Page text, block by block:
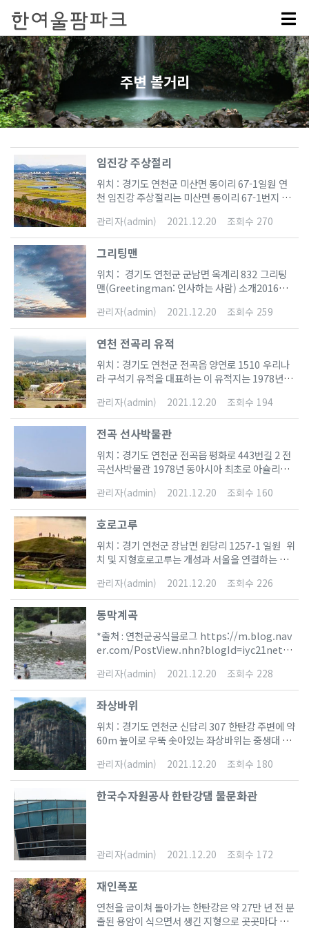
주변 볼거리
임진강 주상절리
위치 : 경기도 연천군 미산면 동이리 67-1일원 연
천 임진강 주상절리는 미산면 동이리 67-1번지 일
머리(도감포)에서부터 북쪽으로 임진강을 거슬러
수킬로미터에 걸쳐 아름다운 수직의 주상절리가 발
달해 있다. 홍적세 중기 무렵 철원 북쪽에서 분출한
용암은 철원-연천 일대에 넓은 용암대지를 형성하
였는데 화산활동이 끝난 후 용암대지가 강의 침식
을 받게 되자 강을 따라 기하학적인 형태의 현무암
주상절리가 만들어지게 된 것이다.절리는 암석의
표면에 발달하는 좁은 틈(혹은 금)을 말하는데 침식
을 받게 되면 이 틈이 벌어지면서 암석이 쪼개지게
된다. 주상절리는 긴 통모양의 절리를 일컫는 말로
대개 현무암에서 가장 잘 발달하는 것으로 알려져
있다. 현무암은 용암 이 굳을 때 발생하는 수축작용
로 수직의 절리가 발달하게 되는데, 침식을 받게 되
면 육각형 모양의 돌기둥이 떨어져 나가면서 아름
다운 주상절리 절
관리자(admin) 2021.12.20 조회수 270
그리팅맨
위치 : 경기도 연천군 군남면 옥계리 832 그리팅
맨(Greetingman: 인사하는 사람) 소개2016년
km 떨어진 옥녀봉에 설치된 조형물로, 높이 10m
의 이 조형물은 북녘을 바라보고 머리를 숙여 인사
하는 거인의 모습을 하고 있다.‘그리팅맨’은 북녘
땅을 향해 15도의 각도로 고개 숙여 인사를 건넨다.
각도 15도는 ‘상대방을 존중하면서도 자신을 잃지
않는 상태’를 의미한다. 서로 인사하는 행위를 통해
지구촌의 소통과 화합을 추구하고 있다.
관리자(admin) 2021.12.20 조회수 259
연천 전곡리 유적
위치 : 경기도 연천군 전곡읍 양연로 1510 우리나
라 구석기 유적을 대표하는 이 유적지는 1978년 겨
표에서 석기가 발견되면서 주목받게 되었다.이 병
사는 채집석기를 서울대학교 고 김원룡 교수에게
가져갔고 김원룡 교수와 영남대학교 정영화 교수에
의해 아슐리안계 구석기 유물로 밝혀지면서 세계적
으로 주목받는 구석기 유적지로 알려지게 되었다.
연천 전곡리 유적은 전곡 시가지 남쪽, 한탄강이 감
싸고 도는 현무암 대지위에 자리잡고 있으며 선캠
브리아기에 형성된 변성암류인 편마암과 화강암이
기반암을 이루며 이 암반층을 강원도 평강지역에서
분출하여 임진강과 한탄강의 강바닥에 형성된 현무
암이 넓게 덮고 있다. 현무암위에 적색점토퇴적층
과 사질층의 퇴적물이 형성되어 있는데 이 퇴적물
적으로 발견되고 있다.1978년 주먹도끼와 가로날
도끼등 아슐리안형 석기의 발견이후 현재까지 11
차에 걸친 발굴을 통하여 유적지
관리자(admin) 2021.12.20 조회수 194
전곡 선사박물관
위치 : 경기도 연천군 전곡읍 평화로 443번길 2 전
곡선사박물관 1978년 동아시아 최초로 아슐리안
롭게 이해하려는 시도를 불러일으켰던 연천 전곡리
유적에 건립된 세계적인 규모의 선사박물관이다.
원시 생명체의 신비로운 곡선을 모티브로 건립된
전곡 선사박물관은 실물 비례의 다양한 구석기시대
조형물과 다채로운 체험프로그램을 통해 관람객들
이 쉽고 즐겁게 선사문화를 이해할 수 있도록 도와
주는 체험형 박물관이다.상설전시실 주요코너에서
시간여행을 시작한다. 바닥에 표시된 시간의 선(점
선)을 따라 전시실에 들어서면 전곡의 주먹도끼, 인
류진화의 위대한 행진, 사바나의 최초인류, 최초의
아시아 이주인, 추가령지구대 고인류의 터전, 전곡
의 지증, 선사시대의 문화와 믿음(동굴벽화), 극지
등을 경험할 수 있다. 그중 몰핑스테이션은 RFID
카드를 이용해 각 진화 단계별 인류들과 자신의 모
습을 합성시켜 자신이 선
관리자(admin) 2021.12.20 조회수 160
호로고루
위치 : 경기 연천군 장남면 원당리 1257-1 일원 위
치 및 지형호로고루는 개성과 서울을 연결하는 중
으로 유입되는 지류가 흐르면서 형성된 약 28m 높
이의 현무암 수직단애를 이루는 긴 삼각형 대지 위
에 조성된 강안평지성(江岸平地城)이다. 이곳은
조수간만의 영향을 받는 감조(感潮)구간의 상류에
위치하여 임진강 하류에서부터 배를 타지 않고 도
하(渡河)할 수 있는 최초의 여울목에 위치한다. 평
양지역에서 출발한 고구려군이 백제 수도인 한성
(漢城)으로 진격하기 위한 최단코스는 평양에서 개
성을 거쳐 문산 방면으로 직접 가는 것이 아니라, 동
쪽으로 15㎞ 정도 우회하여 장단을 지나 호로고루
앞의 여울목을 건너 의정부방면으로 진격하는 것이
었다. 따라서 호로고루가 있는 고랑포일대의 임진
등장할 정도로 전략적으로도 중요한 지역이었다.
호로고루의 어원에 대해서는 이 부근의 지형이 표
주박, 조롱박과 같이 생겼다하
관리자(admin) 2021.12.20 조회수 226
동막계곡
*출처 : 연천군공식블로그 https://m.blog.nav
er.com/PostView.nhn?blogId=iyc21net&l
archKeyword=%EB%8F%99%EB%A7%8
9%EA%B3%84%EA%B3%A1 기암괴석과 울
창한 숲, 수심이 얕은 소(沼)가 있어 어린이를 동반
한 피서지로 적당하다. 많이 알려지지 않아 조용한
피서를 즐기기에 좋다. 계곡 중류에는 깊이 16
m, 높이 2.2m의 천연동굴(풍혈)이 있어 여름에는
얼음이 녹지 않을 만큼 찬 공기가 나오고, 겨울에는
따뜻한 김이 나온다. 동쪽으로 10㎞ 거리에 재인폭
포가 있다. 찾아가려면 3번 국도를 타고 의정부시·
동두천시·전곡을 거쳐 연천읍 재인폭포 입구를 1
관리자(admin) 2021.12.20 조회수 228
좌상바위
위치 : 경기도 연천군 신답리 307 한탄강 주변에 약
60m 높이로 우뚝 솟아있는 좌상바위는 중생대 백
이 압도적입니다.이 현무암을 좌상바위가 위치한
지명을 따서 장탄리 현무암이라 부르는데, 화산의
화구(crater)나 화도(vent) 주변에서 마그마가 분
나 있음을 알 수 있습니다.좌상바위의 지질학적인
특성을 살펴보면, 좌상바위 표면에 작은 구멍들이
하얗게 메꾸어져 있는 모습이 보이는데 이는 화산
이 분출할 때 공기와 가스가 빠져나간 구멍에 시간
이 흐르면서 암석에 있던 칼슘성분이 빠져나가면서
구멍을 채우게 된 것입니다. 이러한 모양이 마치 살
관리자(admin) 2021.12.20 조회수 180
한국수자원공사 한탄강댐 물문화관
관리자(admin) 2021.12.20 조회수 172
재인폭포
연천을 굽이쳐 돌아가는 한탄강은 약 27만 년 전 분
출된 용암이 식으면서 생긴 지형으로 곳곳마다 그